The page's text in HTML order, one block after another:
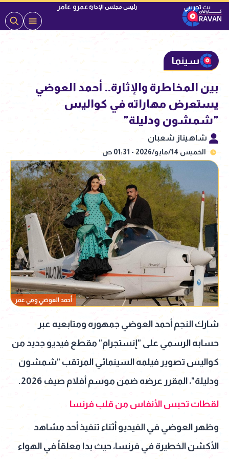
رئيس مجلس الإدارةعمرو عامر
سينما
بين المخاطرة والإثارة.. أحمد العوضي
يستعرض مهاراته في كواليس
"شمشون ودليلة"
شاهيناز شعبان
الخميس 14/مايو/2026 - 01:31 ص
أحمد العوضي ومي عمر
شارك النجم أحمد العوضي جمهوره ومتابعيه عبر
حسابه الرسمي على "إنستجرام" مقطع فيديو جديد من
كواليس تصوير فيلمه السينمائي المرتقب "شمشون
ودليلة"، المقرر عرضه ضمن موسم أفلام صيف 2026.
لقطات تحبس الأنفاس من قلب فرنسا
وظهر العوضي في الفيديو أثناء تنفيذ أحد مشاهد
الأكشن الخطيرة في فرنسا، حيث بدا معلقاً في الهواء